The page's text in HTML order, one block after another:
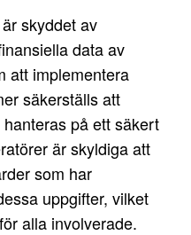
skyddet av
data av
att implementera
säkerställs att
på ett säkert
är skyldiga att
som har
uppgifter, vilket
alla involverade.